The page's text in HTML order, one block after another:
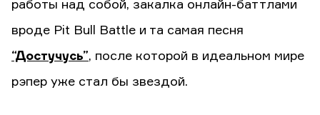
работы над собой, закалка онлайн-баттлами
вроде Pit Bull Battle и та самая песня
“Достучусь”, после которой в идеальном мире
рэпер уже стал бы звездой.